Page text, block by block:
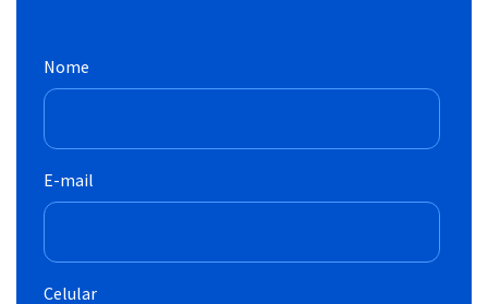
Nome
E-mail
Celular